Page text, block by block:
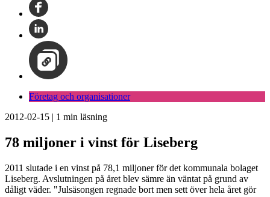
Företag och organisationer
2012-02-15 | 1 min läsning
78 miljoner i vinst för Liseberg
2011 slutade i en vinst på 78,1 miljoner för det kommunala bolaget
Liseberg. Avslutningen på året blev sämre än väntat på grund av
dåligt väder. "Julsäsongen regnade bort men sett över hela året gör